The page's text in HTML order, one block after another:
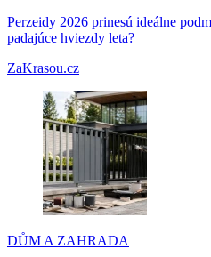
Perzeidy 2026 prinesú ideálne
padajúce hviezdy leta?
ZaKrasou.cz
DŮM A ZAHRADA